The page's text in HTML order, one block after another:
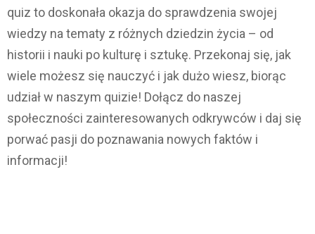
quiz to doskonała okazja do sprawdzenia swojej
wiedzy na tematy z różnych dziedzin życia – od
historii i nauki po kulturę i sztukę. Przekonaj się, jak
wiele możesz się nauczyć i jak dużo wiesz, biorąc
udział w naszym quizie! Dołącz do naszej
społeczności zainteresowanych odkrywców i daj się
porwać pasji do poznawania nowych faktów i
informacji!